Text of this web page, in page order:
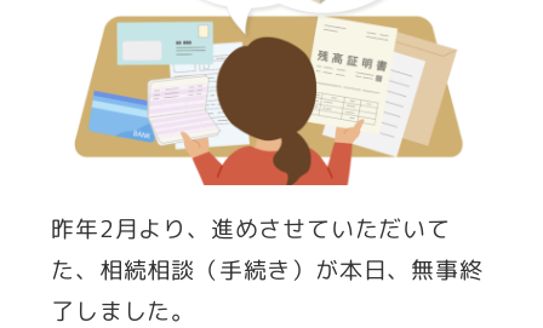
昨年2月より、進めさせていただいて
た、相続相談（手続き）が本日、無事終
了しました。